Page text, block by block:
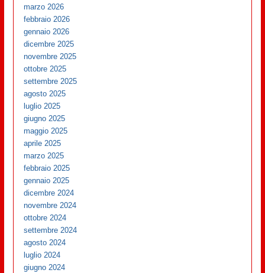
marzo 2026
febbraio 2026
gennaio 2026
dicembre 2025
novembre 2025
ottobre 2025
settembre 2025
agosto 2025
luglio 2025
giugno 2025
maggio 2025
aprile 2025
marzo 2025
febbraio 2025
gennaio 2025
dicembre 2024
novembre 2024
ottobre 2024
settembre 2024
agosto 2024
luglio 2024
giugno 2024